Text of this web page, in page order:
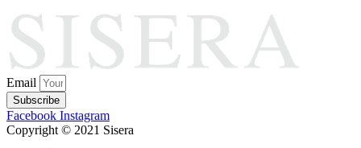
Email
Subscribe
Facebook Instagram
Copyright © 2021 Sisera